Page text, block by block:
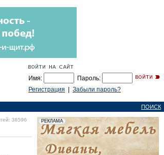
Имя:
Пароль:
Регистрация
Забыли пароль?
ПОИСК
36596